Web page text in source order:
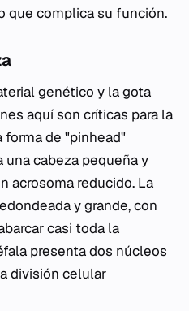
que complica su función.
genético y la gota
aquí son críticas para la
forma de "pinhead"
cabeza pequeña y
acrosoma reducido. La
y grande, con
casi toda la
presenta dos núcleos
división celular